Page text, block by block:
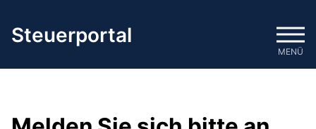
Inhalt
springen
Steuerportal
MENÜ